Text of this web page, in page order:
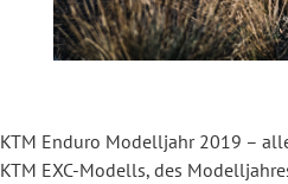
KTM Enduro Modelljahr 2019 –
KTM EXC-Modells, des